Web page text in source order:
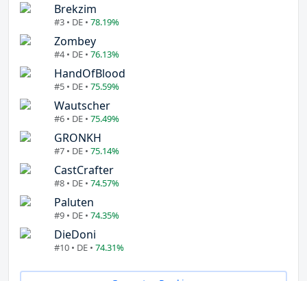
Brekzim
#3 • DE • 78.19%
Zombey
#4 • DE • 76.13%
HandOfBlood
#5 • DE • 75.59%
Wautscher
#6 • DE • 75.49%
GRONKH
#7 • DE • 75.14%
CastCrafter
#8 • DE • 74.57%
Paluten
#9 • DE • 74.35%
DieDoni
#10 • DE • 74.31%